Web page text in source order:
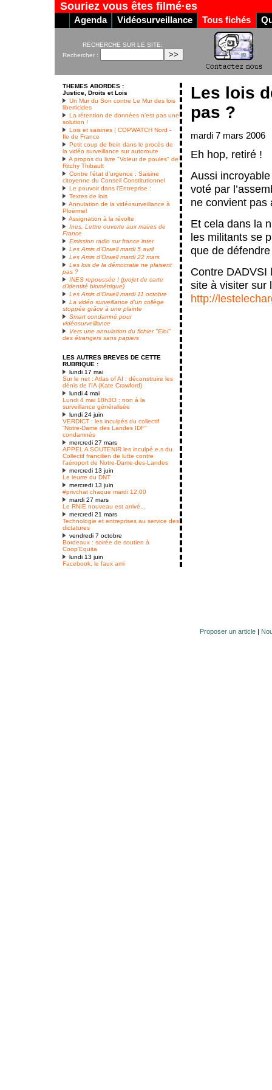
Souriez vous êtes filmé·es
Agenda Vidéosurveillance Tous fichés
RECHERCHE SUR LE SITE:
Rechercher :
THEMES ABORDES :
Justice, Droits et Lois
Un Mur du Son contre Le Mur des lois
liberticides
La rétention de données n’est pas une
solution !
Lois et saisines | COPWATCH Nord -
Ile de France
Petit coup de frein dans le procès de
la vidéo surveillance sur autoroute
A propos du livre "Voleur de poules" de
Ritchy Thibault
Contre l’état d’urgence : Saisine
citoyenne du Conseil Constitutionnel
Le pouvoir dans l’Entreprise :
Textes de lois
Annulation de la vidéosurveillance à
Ploërmel
Assignation à la révolte
Ines, Lettre ouverte aux maires de
France
Emission radio sur france inter
Les Amis d’Orwell mardi 5 avril
Les Amis d’Orwell mardi 22 mars
Les lois de la démocratie ne plaisent
pas ?
INES repoussée ! (projet de carte
d’identité biométrique)
Les Amis d’Orwell mardi 11 octobre
La vidéo surveillance d’un collège
stoppée grâce à une plainte
Smart condamné pour
vidéosurveillance
Vers une annulation du fichier "Eloi"
des étrangers sans papiers
LES AUTRES BREVES DE CETTE
RUBRIQUE :
lundi 17 mai
Sur le net : Atlas of AI : déconstruire les
dénis de l’IA (Kate Crawford)
lundi 4 mai
Lundi 4 mai 18h3O : non à la
surveillance généralisée
lundi 24 juin
VERDICT : les inculpés du collectif
“Notre-Dame des Landes IDF”
condamnés
mercredi 27 mars
APPEL A SOUTENIR les inculpé.e.s du
Collectif francilien de lutte contre
l’aéroport de Notre-Dame-des-Landes
mercredi 13 juin
Le leurre du DNT
mercredi 13 juin
#privchat chaque mardi 12:00
mardi 27 mars
Le RNIE nouveau est arrivé...
mercredi 21 mars
Technologie et entreprises au service des
dictatures
vendredi 7 octobre
Bordeaux : soirée de soutien à
Coop’Equita
lundi 13 juin
Facebook, le faux ami
Les lois
pas ?
mardi 7 mars 2006
Eh hop, retiré !
Aussi
voté par
ne convient pas
Et cela dans la
les militants se
que de
Contre DADVSI
site à visiter sur
http://
Proposer un article |